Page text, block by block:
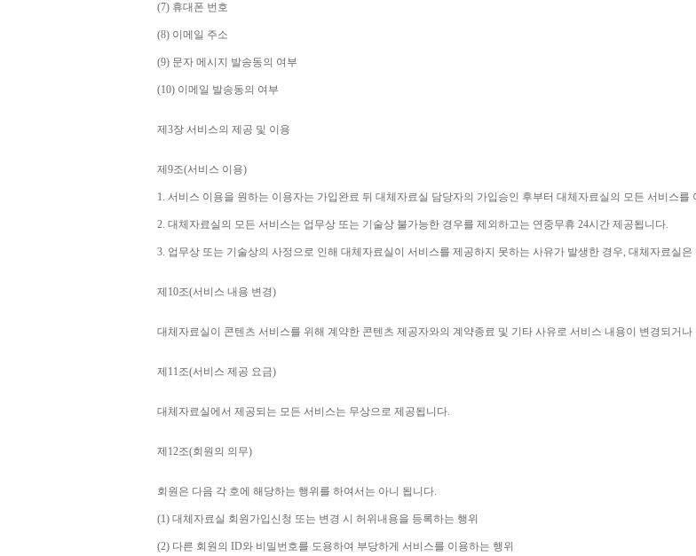
(7) 휴대폰 번호
(8) 이메일 주소
(9) 문자 메시지 발송동의 여부
(10) 이메일 발송동의 여부
제 3장 서비스의 제공 및 이용
제 9조(서비스 이용)
1. 서비스 이용을 원하는 이용자는 가입완료 뒤 대체자료실 담당자의 가입승인 후부터 대체자료실의 모든 서비스를
2. 대체자료실의 모든 서비스는 업무상 또는 기술상 불가능한 경우를 제외하고는 연중무휴 24시간 제공됩니다.
3. 업무상 또는 기술상의 사정으로 인해 대체자료실이 서비스를 제공하지 못하는 사유가 발생한 경우, 대체자료실은
제 10조(서비스 내용 변경)
대체자료실이 콘텐츠 서비스를 위해 계약한 콘텐츠 제공자와의 계약종료 및 기타 사유로 서비스 내용이 변경되
제 11조(서비스 제공 요금)
대체자료실에서 제공되는 모든 서비스는 무상으로 제공됩니다.
제 12조(회원의 의무)
회원은 다음 각 호에 해당하는 행위를 하여서는 아니 됩니다.
(1) 대체자료실 회원가입신청 또는 변경 시 허위내용을 등록하는 행위
(2) 다른 회원의 ID와 비밀번호를 도용하여 부당하게 서비스를 이용하는 행위